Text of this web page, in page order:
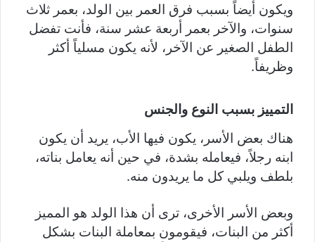
ويكون أيضاً بسبب فرق العمر بين الولد، بعمر ثلاث
سنوات، والآخر بعمر أربعة عشر سنة، فأنت تفضل
الطفل الصغير عن الآخر، لأنه يكون مسلياً أكثر
وظريفاً.
التمييز بسبب النوع والجنس
هناك بعض الأسر، يكون فيها الأب، يريد أن يكون
ابنه رجلاً، فيعامله بشدة، في حين أنه يعامل بناته،
بلطف ويلبي كل ما يريدون منه.
وبعض الأسر الأخرى، ترى أن هذا الولد هو المميز
أكثر من البنات، فيقومون بمعاملة البنات بشكل